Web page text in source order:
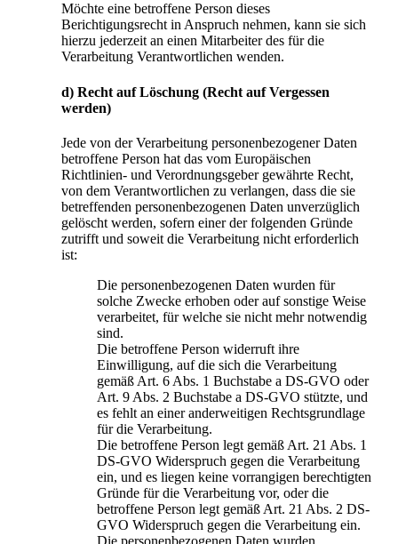
Möchte eine betroffene Person dieses
Berichtigungsrecht in Anspruch nehmen, kann sie sich
hierzu jederzeit an einen Mitarbeiter des für die
Verarbeitung Verantwortlichen wenden.
d) Recht auf Löschung (Recht auf Vergessen
werden)
Jede von der Verarbeitung personenbezogener Daten
betroffene Person hat das vom Europäischen
Richtlinien- und Verordnungsgeber gewährte Recht,
von dem Verantwortlichen zu verlangen, dass die sie
betreffenden personenbezogenen Daten unverzüglich
gelöscht werden, sofern einer der folgenden Gründe
zutrifft und soweit die Verarbeitung nicht erforderlich
ist:
Die personenbezogenen Daten wurden für
solche Zwecke erhoben oder auf sonstige Weise
verarbeitet, für welche sie nicht mehr notwendig
sind.
Die betroffene Person widerruft ihre
Einwilligung, auf die sich die Verarbeitung
gemäß Art. 6 Abs. 1 Buchstabe a DS-GVO oder
Art. 9 Abs. 2 Buchstabe a DS-GVO stützte, und
es fehlt an einer anderweitigen Rechtsgrundlage
für die Verarbeitung.
Die betroffene Person legt gemäß Art. 21 Abs. 1
DS-GVO Widerspruch gegen die Verarbeitung
ein, und es liegen keine vorrangigen berechtigten
Gründe für die Verarbeitung vor, oder die
betroffene Person legt gemäß Art. 21 Abs. 2 DS-
GVO Widerspruch gegen die Verarbeitung ein.
Die personenbezogenen Daten wurden